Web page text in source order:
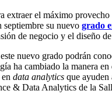
extraer el máximo provecho
septiembre su nuevo grado
de negocio y el diseño
nuevo grado podrán
ha cambiado la manera
data analytics que ayuden
& Data Analytics de la